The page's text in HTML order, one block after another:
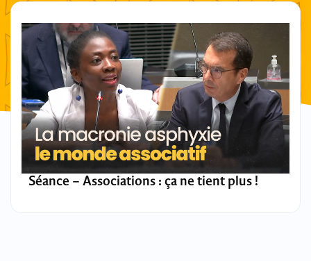
Séance – Associations : ça ne tient plus !